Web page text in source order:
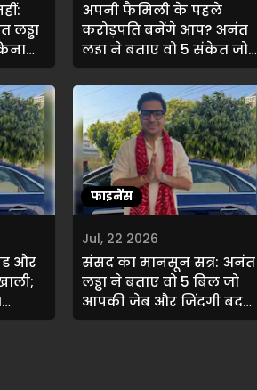
लड्ढा
अपनी फैमिली के पहले
करोड़पति बनेंगे आप? अनंत
लड्ढा ने बताए वो 5 संकेत जो
सच साबित होंगे
और
Jul, 22 2026
संसद का मानसून सत्र: अनंत
लड्ढा ने बताए वो 5 बिल जो
आपकी जेब और जिंदगी बदल
देंगे!
फाइनेंस